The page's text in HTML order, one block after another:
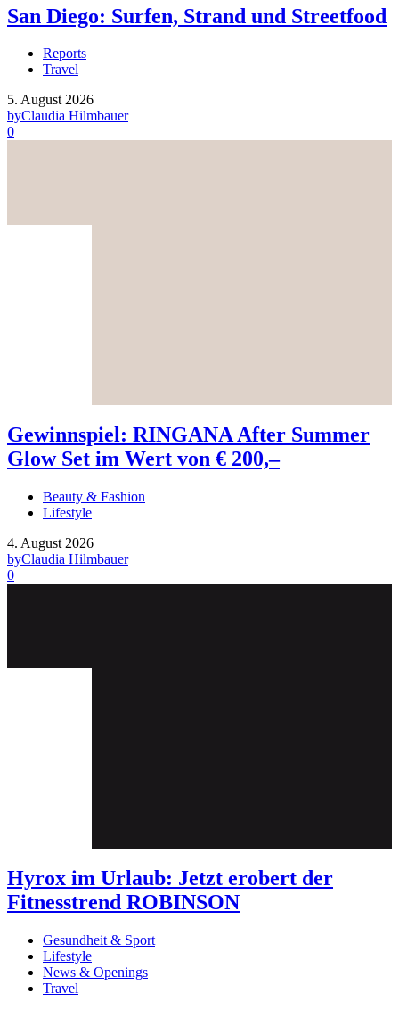
San Diego: Surfen, Strand und Streetfood
Reports
Travel
5. August 2026
byClaudia Hilmbauer
0
Gewinnspiel: RINGANA After Summer
Glow Set im Wert von € 200,–
Beauty & Fashion
Lifestyle
4. August 2026
byClaudia Hilmbauer
0
Hyrox im Urlaub: Jetzt erobert der
Fitnesstrend ROBINSON
Gesundheit & Sport
Lifestyle
News & Openings
Travel